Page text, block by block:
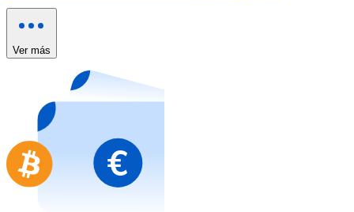
Comprar con tarjeta
Compra tarjetas regalo de tus marcas favoritas con
Ir a la tienda de tarjetas regalo
Ver más